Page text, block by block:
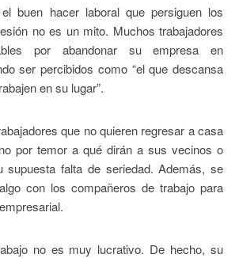
buen hacer laboral que persiguen los
no es un mito. Muchos trabajadores
por abandonar su empresa en
ser percibidos como “el que descansa
en su lugar”.
que no quieren regresar a casa
por temor a qué dirán a sus vecinos o
supuesta falta de seriedad. Además, se
con los compañeros de trabajo para
no es muy lucrativo. De hecho, su